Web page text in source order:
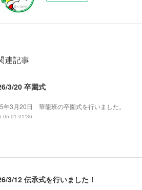
連記事
3/20 卒園式
年3月20日 華龍班の卒園式を行いました。
01:36
3/12 伝承式を行いました！